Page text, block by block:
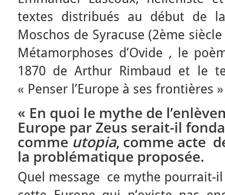
textes distribués au début de
Moschos de Syracuse (2ème
Métamorphoses d’Ovide , le
1870 de Arthur Rimbaud et le
« Penser l’Europe à ses frontières
« En quoi le mythe de
Europe par Zeus serait-il
commeutopia, comme acte
la problématique proposée.
Quel message ce mythe pourrait-